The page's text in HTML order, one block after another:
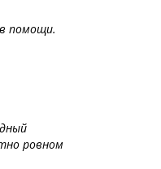
помощи.
ровном